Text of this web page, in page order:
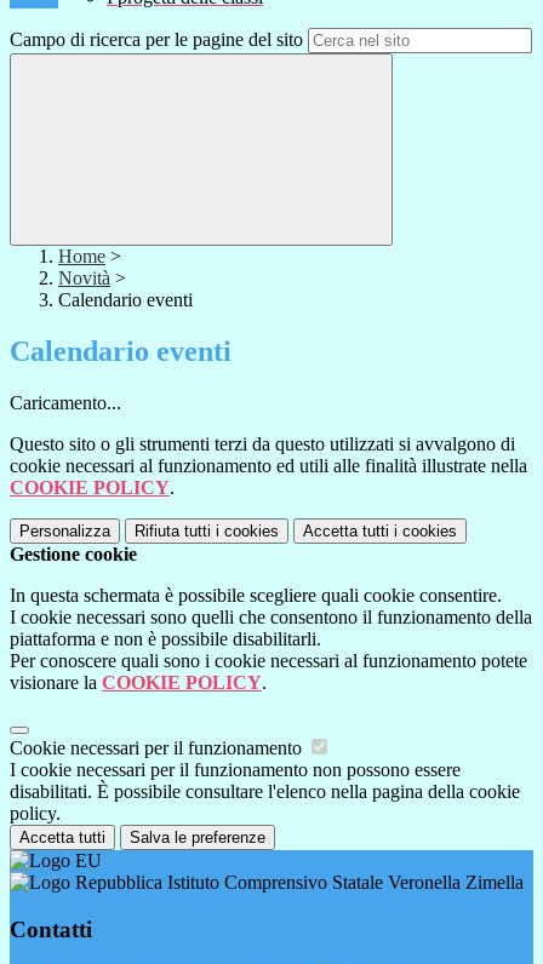
Campo di ricerca per le pagine del sito
Home >
Novità >
Calendario eventi
Calendario eventi
Caricamento...
Questo sito o gli strumenti terzi da questo utilizzati si avvalgono di
cookie necessari al funzionamento ed utili alle finalità illustrate nella
COOKIE POLICY.
Personalizza Rifiuta tutti i cookies Accetta tutti i cookies
Gestione cookie
In questa schermata è possibile scegliere quali cookie consentire.
I cookie necessari sono quelli che consentono il funzionamento della
piattaforma e non è possibile disabilitarli.
Per conoscere quali sono i cookie necessari al funzionamento potete
visionare la COOKIE POLICY.
Cookie necessari per il funzionamento
I cookie necessari per il funzionamento non possono essere
disabilitati. È possibile consultare l'elenco nella pagina della cookie
policy.
Accetta tutti Salva le preferenze
Istituto Comprensivo Statale Veronella Zimella
Contatti